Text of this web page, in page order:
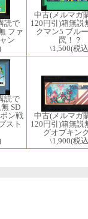
読で
ファ
ン
中古(メルマガ
120円引)箱無説
クマン5 ブル
罠！？
\1,500(税
読で
SD
ン戦
スト
中古(メルマガ
120円引)箱無説
グオブキン
\1,900(税